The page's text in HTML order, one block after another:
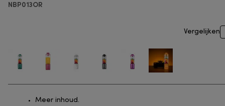
NBP013OR
Vergelijken
Meer inhoud.